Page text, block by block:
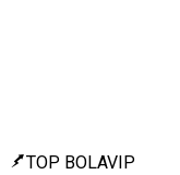
TOP BOLAVIP